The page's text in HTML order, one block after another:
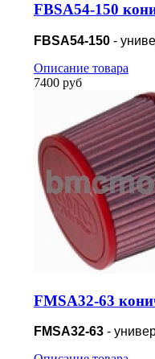
FBSA54-150
FBSA54-150 -
Описание товара
7400 руб
FMSA32-63
FMSA32-63 -